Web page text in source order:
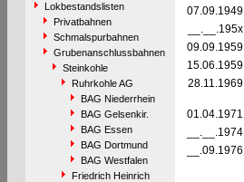
Lokbestandslisten
Privatbahnen
Schmalspurbahnen
Grubenanschlussbahnen
Steinkohle
Ruhrkohle AG
BAG Niederrhein
BAG Gelsenkir.
BAG Essen
BAG Dortmund
BAG Westfalen
Friedrich Heinrich
07.09.1949
__.__.195x
09.09.1959
15.06.1959
28.11.1969
01.04.1971
__.__.1974
__.09.1976